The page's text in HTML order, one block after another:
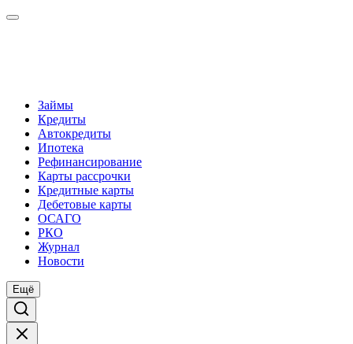
Займы
Кредиты
Автокредиты
Ипотека
Рефинансирование
Карты рассрочки
Кредитные карты
Дебетовые карты
ОСАГО
РКО
Журнал
Новости
Ещё